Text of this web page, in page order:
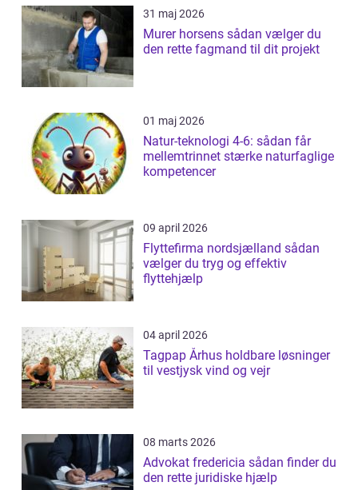
31 maj 2026
Murer horsens sådan vælger du
den rette fagmand til dit projekt
01 maj 2026
Natur-teknologi 4-6: sådan får
mellemtrinnet stærke naturfaglige
kompetencer
09 april 2026
Flyttefirma nordsjælland sådan
vælger du tryg og effektiv
flyttehjælp
04 april 2026
Tagpap Århus holdbare løsninger
til vestjysk vind og vejr
08 marts 2026
Advokat fredericia sådan finder du
den rette juridiske hjælp